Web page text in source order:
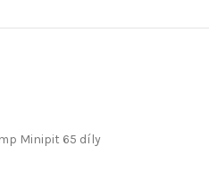
Minipit 65 díly